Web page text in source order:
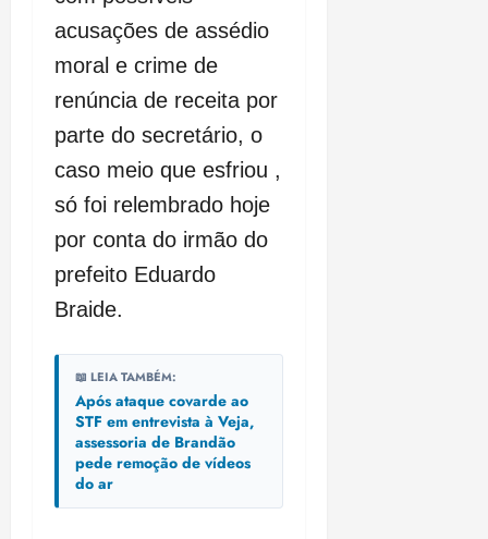
acusações de assédio
moral e crime de
renúncia de receita por
parte do secretário, o
caso meio que esfriou ,
só foi relembrado hoje
por conta do irmão do
prefeito Eduardo
Braide.
📖 LEIA TAMBÉM:
Após ataque covarde ao
STF em entrevista à Veja,
assessoria de Brandão
pede remoção de vídeos
do ar